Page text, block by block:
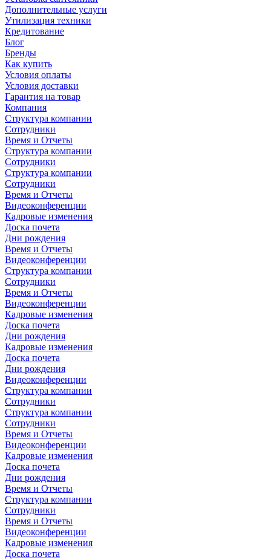
Дополнительные услуги
Утилизация техники
Кредитование
Блог
Бренды
Как купить
Условия оплаты
Условия доставки
Гарантия на товар
Компания
Структура компании
Сотрудники
Время и Отчеты
Структура компании
Сотрудники
Структура компании
Сотрудники
Время и Отчеты
Видеоконференции
Кадровые изменения
Доска почета
Дни рождения
Время и Отчеты
Видеоконференции
Структура компании
Сотрудники
Время и Отчеты
Видеоконференции
Кадровые изменения
Доска почета
Дни рождения
Кадровые изменения
Доска почета
Дни рождения
Видеоконференции
Структура компании
Сотрудники
Структура компании
Сотрудники
Время и Отчеты
Видеоконференции
Кадровые изменения
Доска почета
Дни рождения
Время и Отчеты
Структура компании
Сотрудники
Время и Отчеты
Видеоконференции
Кадровые изменения
Доска почета